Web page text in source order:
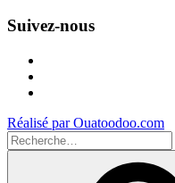
Suivez-nous
Réalisé par Ouatoodoo.com
Recherche
pour